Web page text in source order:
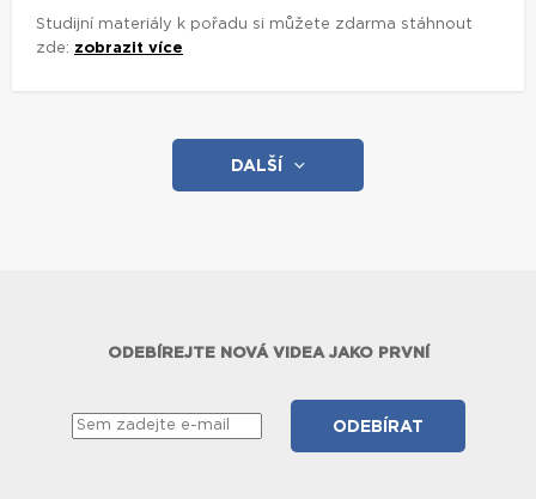
Studijní materiály k pořadu si můžete zdarma stáhnout
zde: zobrazit více
DALŠÍ
ODEBÍREJTE NOVÁ VIDEA JAKO PRVNÍ